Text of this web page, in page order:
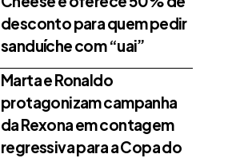
desconto para quem pedir
sanduíche com “uai”
Marta e Ronaldo
protagonizam campanha
da Rexona em contagem
regressiva para a Copa do